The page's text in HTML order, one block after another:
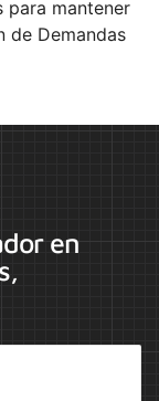
para mantener
de Demandas
en